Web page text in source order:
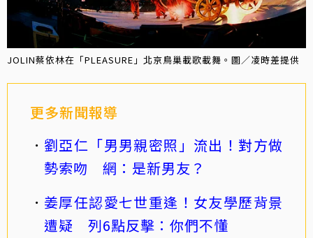
JOLIN蔡依林在「PLEASURE」北京鳥巢載歌載舞。圖／凌時差提供
更多新聞報導
劉亞仁「男男親密照」流出！對方做
勢索吻 網：是新男友？
姜厚任認愛七世重逢！女友學歷背景
遭疑 列6點反擊：你們不懂